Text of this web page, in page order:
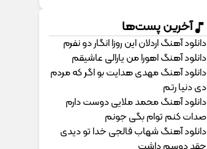
آخرین پست‌ها
دانلود آهنگ اردلان این روزا انگار دو نفرم
دانلود آهنگ اهورا من یارالی عاشیقم
دانلود آهنگ مهدی هدایت بو اگر که مردم
دی دنیا رتم
دانلود آهنگ محمد ملایی دوﺳﺖ دارم
ﺻﺪات ﻛﻨﻢ ﺗﻮام ﺑﮕﻰ ﺟﻮﻧﻢ
دانلود آهنگ شهاب فالجی خدا تو دیدی